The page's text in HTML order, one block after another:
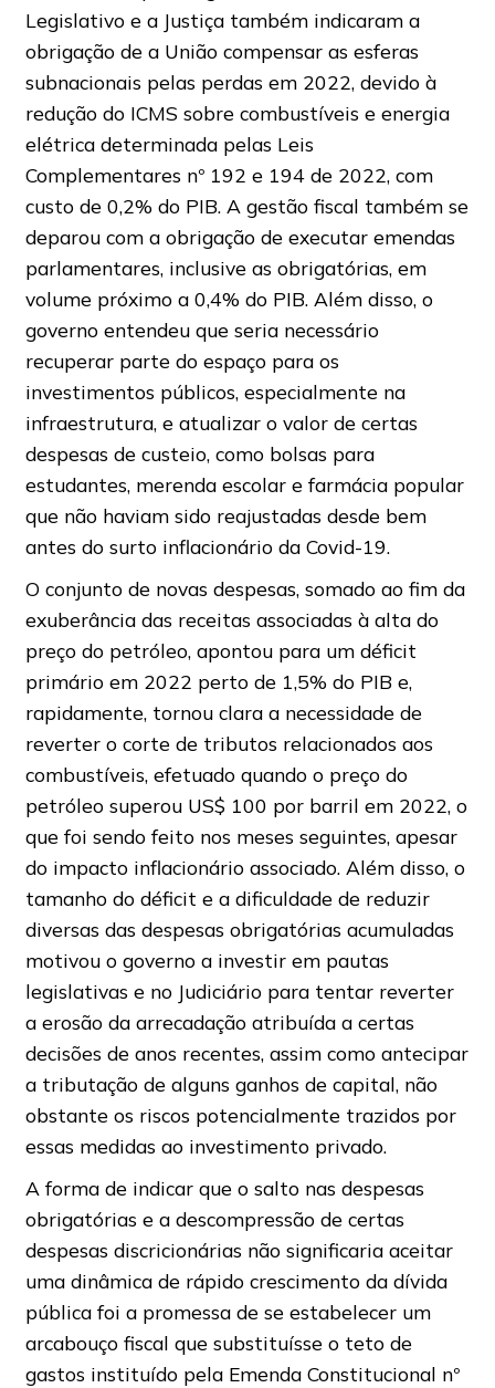
Legislativo e a Justiça também indicaram a
obrigação de a União compensar as esferas
subnacionais pelas perdas em 2022, devido à
redução do ICMS sobre combustíveis e energia
elétrica determinada pelas Leis
Complementares nº 192 e 194 de 2022, com
custo de 0,2% do PIB. A gestão fiscal também se
deparou com a obrigação de executar emendas
parlamentares, inclusive as obrigatórias, em
volume próximo a 0,4% do PIB. Além disso, o
governo entendeu que seria necessário
recuperar parte do espaço para os
investimentos públicos, especialmente na
infraestrutura, e atualizar o valor de certas
despesas de custeio, como bolsas para
estudantes, merenda escolar e farmácia popular
que não haviam sido reajustadas desde bem
antes do surto inflacionário da Covid-19.
O conjunto de novas despesas, somado ao fim da
exuberância das receitas associadas à alta do
preço do petróleo, apontou para um déficit
primário em 2022 perto de 1,5% do PIB e,
rapidamente, tornou clara a necessidade de
reverter o corte de tributos relacionados aos
combustíveis, efetuado quando o preço do
petróleo superou US$ 100 por barril em 2022, o
que foi sendo feito nos meses seguintes, apesar
do impacto inflacionário associado. Além disso, o
tamanho do déficit e a dificuldade de reduzir
diversas das despesas obrigatórias acumuladas
motivou o governo a investir em pautas
legislativas e no Judiciário para tentar reverter
a erosão da arrecadação atribuída a certas
decisões de anos recentes, assim como antecipar
a tributação de alguns ganhos de capital, não
obstante os riscos potencialmente trazidos por
essas medidas ao investimento privado.
A forma de indicar que o salto nas despesas
obrigatórias e a descompressão de certas
despesas discricionárias não significaria aceitar
uma dinâmica de rápido crescimento da dívida
pública foi a promessa de se estabelecer um
arcabouço fiscal que substituísse o teto de
gastos instituído pela Emenda Constitucional nº